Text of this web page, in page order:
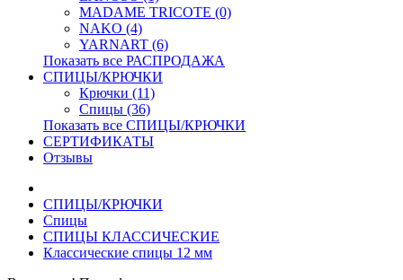
MADAME TRICOTE (0)
NAKO (4)
YARNART (6)
Показать все РАСПРОДАЖА
СПИЦЫ/КРЮЧКИ
Крючки (11)
Спицы (36)
Показать все СПИЦЫ/КРЮЧКИ
СЕРТИФИКАТЫ
Отзывы
СПИЦЫ/КРЮЧКИ
Спицы
СПИЦЫ КЛАССИЧЕСКИЕ
Классические спицы 12 мм